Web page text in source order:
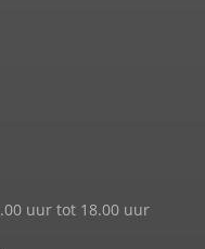
uur tot 18.00 uur